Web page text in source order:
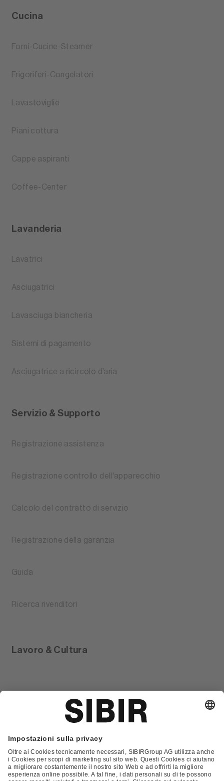
Cucina
Forni-Cucine-Steamer
Frigoriferi-Congelatori
Lavastoviglie
Piani cottura
Cappe aspiranti
Coffee-Center
Lavanderia
Lavatrici
Asciugatrici
Lavasciuga biancheria
Sistemi di pagamento
Asciugatrice a ricircolo d’aria
Servizio & Supporto
Registrazione assistenza
Registrazione controllo dell'apparecchio
Calcolo del contratto di servizio
Registrazione della garanzia
Guida
Ricerca rivenditori
Lavoro & Cultura
Contatto
FAQ